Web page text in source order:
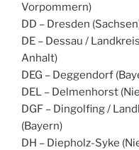
Vorpommern)
DD – Dresden
DE – Dessau /
Anhalt)
DEG – Deggendorf
DEL – Delmenhorst
DGF – Dingolfing /
(Bayern)
DH – Diepholz-Syke